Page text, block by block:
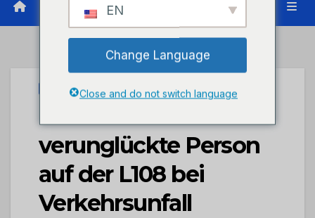
PRESSEPORTAL
POL-PDKH: Tödlich
verunglückte Person
auf der L108 bei
Verkehrsunfall
EN
Change Language
Close and do not switch language